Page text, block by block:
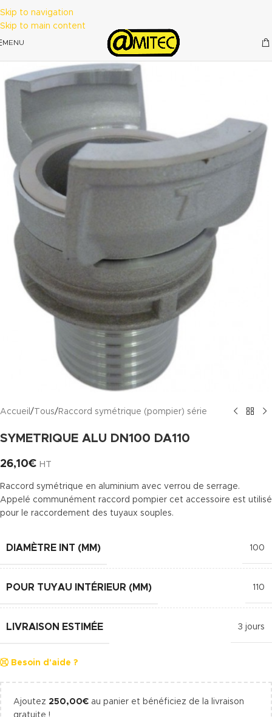
Skip to navigation
Skip to main content
MENU
Accueil /Tous/ Raccord symétrique (pompier) série
SYMETRIQUE ALU DN100 DA110
26,10€ HT
Raccord symétrique en aluminium avec verrou de serrage.
Appelé communément raccord pompier cet accessoire est utilisé
pour le raccordement des tuyaux souples.
DIAMÈTRE INT (MM) 100
POUR TUYAU INTÉRIEUR (MM) 110
LIVRAISON ESTIMÉE 3 jours
Besoin d'aide ?
Ajoutez 250,00€ au panier et bénéficiez de la livraison
gratuite !